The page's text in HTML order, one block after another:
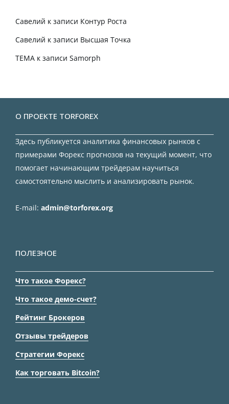
Савелий к записи Контур Роста
Савелий к записи Высшая Точка
TEMA к записи Samorph
О ПРОЕКТЕ TORFOREX
Здесь публикуется аналитика финансовых рынков с
примерами Форекс прогнозов на текущий момент, что
помогает начинающим трейдерам научиться
самостоятельно мыслить и анализировать рынок.
E-mail: admin@torforex.org
ПОЛЕЗНОЕ
Что такое Форекс?
Что такое демо-счет?
Рейтинг Брокеров
Отзывы трейдеров
Стратегии Форекс
Как торговать Bitcoin?